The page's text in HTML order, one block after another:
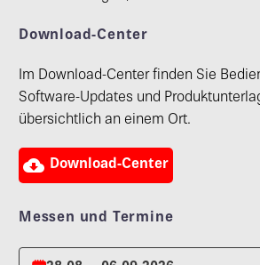
Download-Center
Im Download-Center finden Sie
Software-Updates und
übersichtlich an einem Ort.
 Download-Center
Messen und Termine